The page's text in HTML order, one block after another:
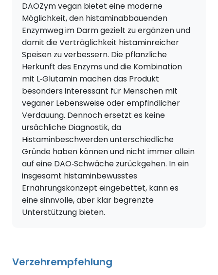
DAOZym vegan bietet eine moderne
Möglichkeit, den histaminabbauenden
Enzymweg im Darm gezielt zu ergänzen und
damit die Verträglichkeit histaminreicher
Speisen zu verbessern. Die pflanzliche
Herkunft des Enzyms und die Kombination
mit L‑Glutamin machen das Produkt
besonders interessant für Menschen mit
veganer Lebensweise oder empfindlicher
Verdauung. Dennoch ersetzt es keine
ursächliche Diagnostik, da
Histaminbeschwerden unterschiedliche
Gründe haben können und nicht immer allein
auf eine DAO‑Schwäche zurückgehen. In ein
insgesamt histaminbewusstes
Ernährungskonzept eingebettet, kann es
eine sinnvolle, aber klar begrenzte
Unterstützung bieten.
Verzehrempfehlung